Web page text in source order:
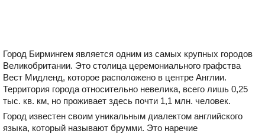
Город Бирмингем является одним из самых крупных городов
Великобритании. Это столица церемониального графства
Вест Мидленд, которое расположено в центре Англии.
Территория города относительно невелика, всего лишь 0,25
тыс. кв. км, но проживает здесь почти 1,1 млн. человек.
Город известен своим уникальным диалектом английского
языка, который называют брумми. Это наречие